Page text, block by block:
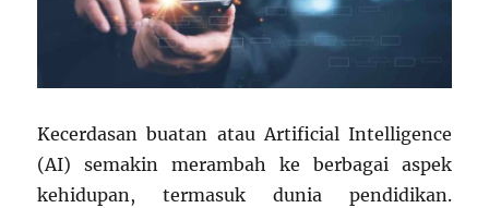
Kecerdasan buatan atau Artificial Intelligence
(AI) semakin merambah ke berbagai aspek
kehidupan, termasuk dunia pendidikan.